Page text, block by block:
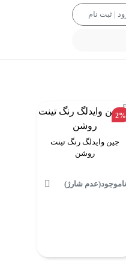
| ثبت نام
2%
جین وایدلگ رنگ تینت
روشن
ناموجود(عدم شارژ)